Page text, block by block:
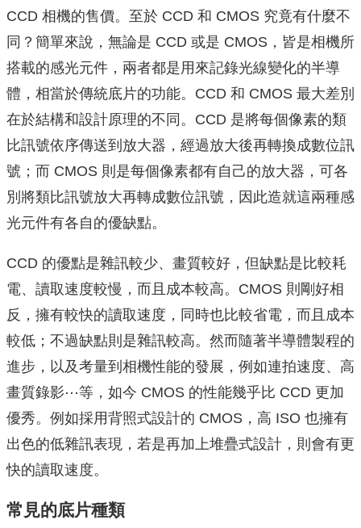
CCD 相機的售價。至於 CCD 和 CMOS 究竟有什麼不
同？簡單來說，無論是 CCD 或是 CMOS，皆是相機所
搭載的感光元件，兩者都是用來記錄光線變化的半導
體，相當於傳統底片的功能。CCD 和 CMOS 最大差別
在於結構和設計原理的不同。CCD 是將每個像素的類
比訊號依序傳送到放大器，經過放大後再轉換成數位訊
號；而 CMOS 則是每個像素都有自己的放大器，可各
別將類比訊號放大再轉成數位訊號，因此造就這兩種感
光元件有各自的優缺點。
CCD 的優點是雜訊較少、畫質較好，但缺點是比較耗
電、讀取速度較慢，而且成本較高。CMOS 則剛好相
反，擁有較快的讀取速度，同時也比較省電，而且成本
較低；不過缺點則是雜訊較高。然而隨著半導體製程的
進步，以及考量到相機性能的發展，例如連拍速度、高
畫質錄影⋯等，如今 CMOS 的性能幾乎比 CCD 更加
優秀。例如採用背照式設計的 CMOS，高 ISO 也擁有
出色的低雜訊表現，若是再加上堆疊式設計，則會有更
快的讀取速度。
常見的底片種類